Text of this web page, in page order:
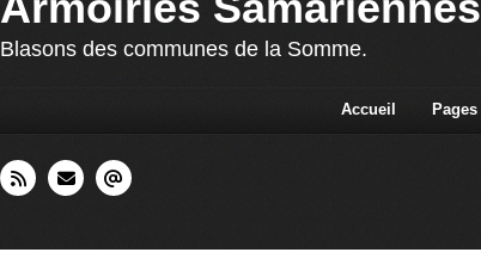
Blasons des communes de la Somme.
Accueil Pages